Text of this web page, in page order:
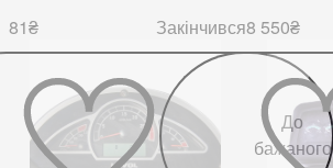
81₴ Закінчився8 550₴
До
бажаного